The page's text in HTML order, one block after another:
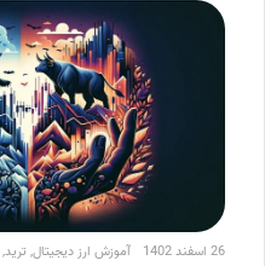
26 اسفند 1402 آموزش ارز دیجیتال, ترید,